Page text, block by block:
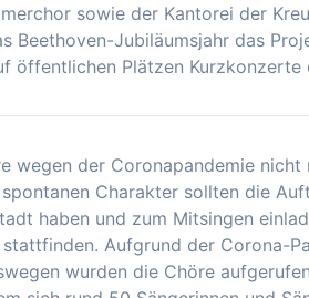
sowie der Kantorei der
Beethoven-Jubiläumsjahr das
öffentlichen Plätzen
wegen der Coronapandemie
Charakter sollten die
haben und zum Mitsingen
Aufgrund der Corona-
wurden die Chöre